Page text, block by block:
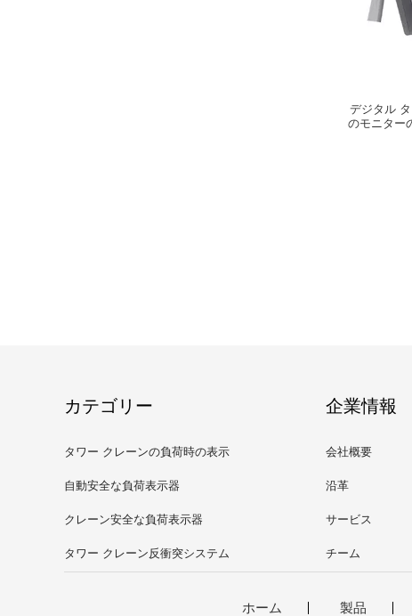
デジタル
のモニター
カテゴリー
タワー クレーンの負荷時の表示
器
自動安全な負荷表示器
クレーン安全な負荷表示器
タワー クレーン反衝突システム
企業情報
会社概要
沿革
サービス
チーム
ホーム 製品